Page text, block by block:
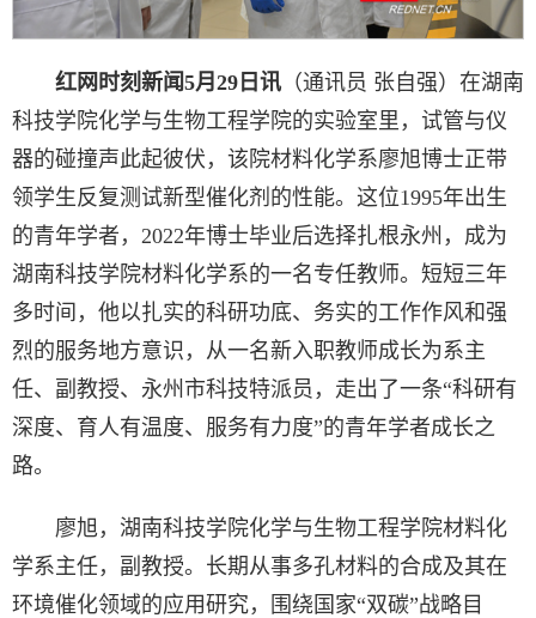
红网时刻新闻5月29日讯 （通讯员 张自强）在湖南
科技学院化学与生物工程学院的实验室里，试管与仪
器的碰撞声此起彼伏，该院材料化学系廖旭博士正带
领学生反复测试新型催化剂的性能。这位1995年出生
的青年学者，2022年博士毕业后选择扎根永州，成为
湖南科技学院材料化学系的一名专任教师。短短三年
多时间，他以扎实的科研功底、务实的工作作风和强
烈的服务地方意识，从一名新入职教师成长为系主
任、副教授、永州市科技特派员，走出了一条“科研有
深度、育人有温度、服务有力度”的青年学者成长之
路。
廖旭，湖南科技学院化学与生物工程学院材料化
学系主任，副教授。长期从事多孔材料的合成及其在
环境催化领域的应用研究，围绕国家“双碳”战略目